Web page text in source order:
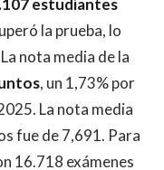
estudiantes
la prueba, lo
nota media de la
, un 1,73% por
La nota media
fue de 7,691. Para
16.718 exámenes